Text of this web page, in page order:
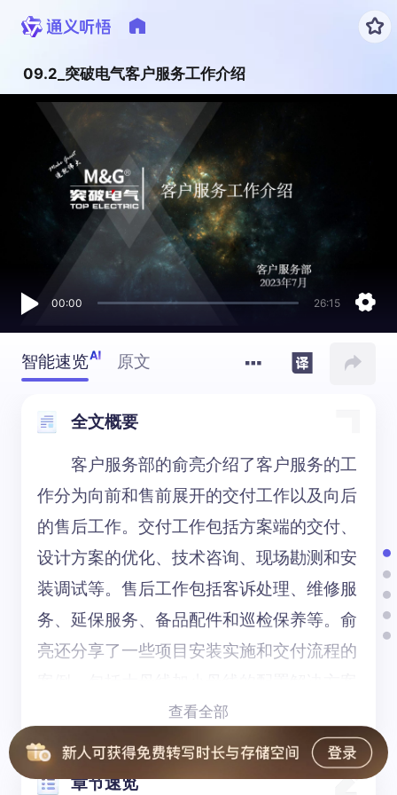

09.2_突破电气客户服务工作介绍
 00:00 26:15 
智能速览 原文   
全文概要
客户服务部的俞亮介绍了客户服务的工
作分为向前和售前展开的交付工作以及向后
的售后工作。交付工作包括方案端的交付、
设计方案的优化、技术咨询、现场勘测和安
装调试等。售后工作包括客诉处理、维修服
务、延保服务、备品配件和巡检保养等。俞
亮还分享了一些项目安装实施和交付流程的
和武汉理工大学的母线安装等。在项目交付
过程中，根据客户需求进行现场定制服务方
案，并进行技术交流和项目增补。同时，在
查看全部
章节速览